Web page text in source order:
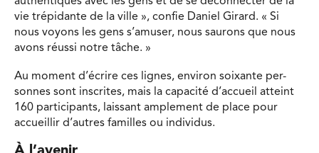
vie trépidante de la ville », confie Daniel Girard. « Si
nous voyons les gens s’amuser, nous saurons que nous
avons réussi notre tâche. »
Au moment d’écrire ces lignes, environ soixante per-
sonnes sont inscrites, mais la capacité d’accueil atteint
160 participants, laissant amplement de place pour
accueillir d’autres familles ou individus.